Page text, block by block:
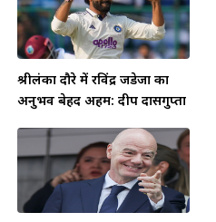
श्रीलंका दौरे में रविंद्र जडेजा का
अनुभव बेहद अहम: दीप दासगुप्ता